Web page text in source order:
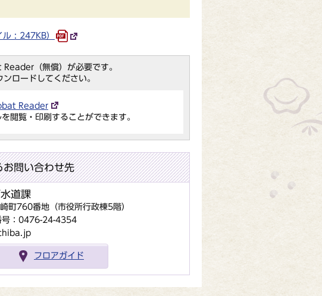
: 247KB）
（無償）が必要です。
ロードしてください。
Reader
閲覧・印刷することができます。
お問い合わせ先
道課
町760番地（市役所行政棟5階）
号：0476-24-4354
フロアガイド